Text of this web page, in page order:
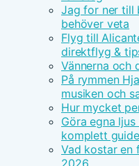
Jag for ner till
behöver veta
Flyg till
direktflyg &
Vännerna och
På rymmen
musiken och
Hur mycket
Göra egna
komplett guide
Vad kostar en
2026